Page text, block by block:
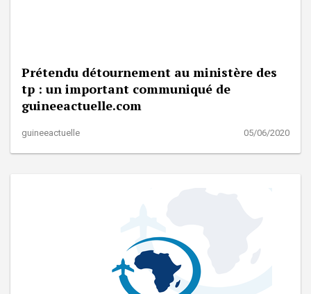
Prétendu détournement au ministère des
tp : un important communiqué de
guineeactuelle.com
guineeactuelle 05/06/2020